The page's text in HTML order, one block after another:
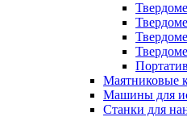
Маятниковые
Машины для
Станки для